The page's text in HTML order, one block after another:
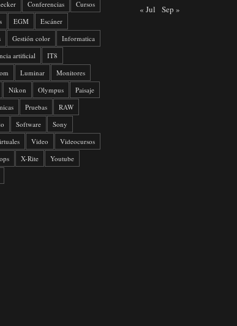
Conferencias
Cursos
EGM
Escáner
Gestión color
Informatica
artificial
IT8
Luminar
Monitores
Nikon Olympus
Paisaje
Pruebas
RAW
Software
Sony
Video
Videocursos
X-Rite
Youtube
« Jul Sep »